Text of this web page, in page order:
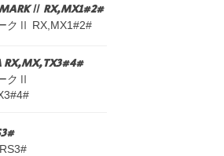
MARKⅡ RX,MX1#2#
クⅡ RX,MX1#2#
RX,MX,TX3#4#
クⅡ